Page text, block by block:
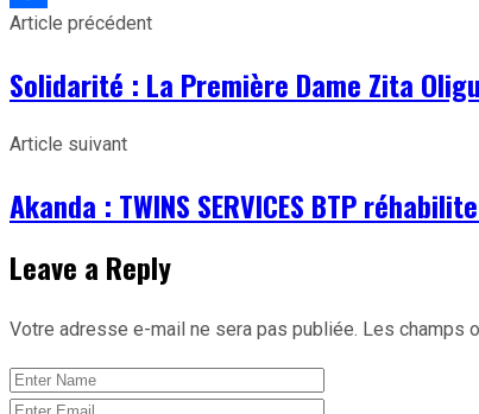
Partager
Article précédent
Solidarité : La Première Dame Zita
Article suivant
Akanda : TWINS SERVICES BTP
Leave a Reply
Votre adresse e-mail ne sera pas publiée. Les champs